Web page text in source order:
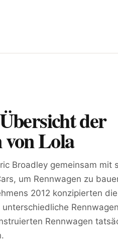
der
von Lola
Broadley gemeinsam mit
um Rennwagen zu
2012 konzipierten
Rennwagen